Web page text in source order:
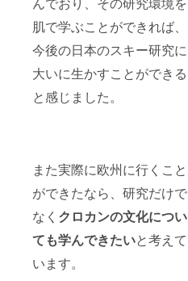
肌で学ぶことができれば、
今後の日本のスキー研究に
大いに生かすことができる
と感じました。
また実際に欧州に行くこと
ができたなら、研究だけで
なく クロカンの文化につい
ても学んできたいと考えて
います。